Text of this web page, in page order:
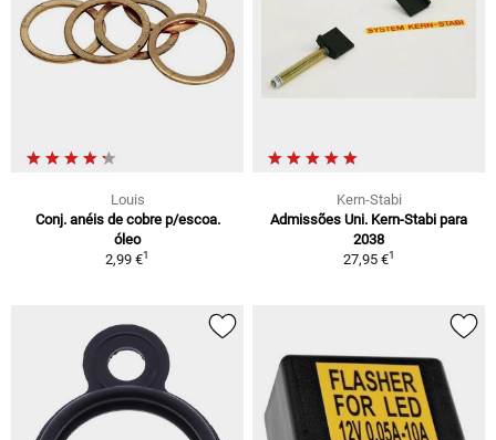
Louis
Conj. anéis de cobre p/escoa.
óleo
2,99 €1
Kern-Stabi
Admissões Uni. Kern-Stabi para
2038
27,95 €1